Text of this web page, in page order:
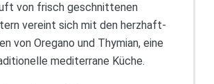
von frisch geschnittenen
vereint sich mit den herzhaft-
von Oregano und Thymian, eine
mediterrane Küche.